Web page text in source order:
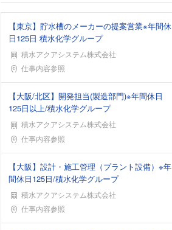
【東京】貯水槽のメーカーの提案営業※年間休
日125日 積水化学グループ
積水アクアシステム株式会社
勤務地仕事内容参照
【大阪/北区】開発担当(製造部門)※年間休日
125日以上/積水化学グループ
積水アクアシステム株式会社
勤務地仕事内容参照
【大阪】設計・施工管理（プラント設備）※年
間休日125日/積水化学グループ
積水アクアシステム株式会社
勤務地仕事内容参照